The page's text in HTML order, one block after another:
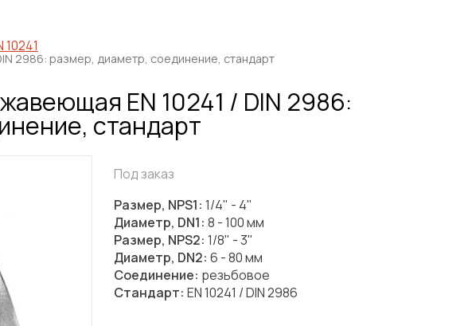
10241
2986: размер, диаметр, соединение, стандарт
EN 10241 / DIN 2986:
стандарт
Под заказ
Размер, NPS1: 1/4" - 4"
Диаметр, DN1: 8 - 100 мм
Размер, NPS2: 1/8" - 3"
Диаметр, DN2: 6 - 80 мм
Соединение: резьбовое
Стандарт: EN 10241 / DIN 2986